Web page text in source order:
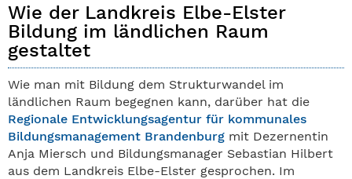
Wie der Landkreis Elbe-Elster
Bildung im ländlichen Raum
gestaltet
Wie man mit Bildung dem Strukturwandel im
ländlichen Raum begegnen kann, darüber hat die
Regionale Entwicklungsagentur für kommunales
Bildungsmanagement Brandenburg mit Dezernentin
Anja Miersch und Bildungsmanager Sebastian Hilbert
aus dem Landkreis Elbe-Elster gesprochen. Im